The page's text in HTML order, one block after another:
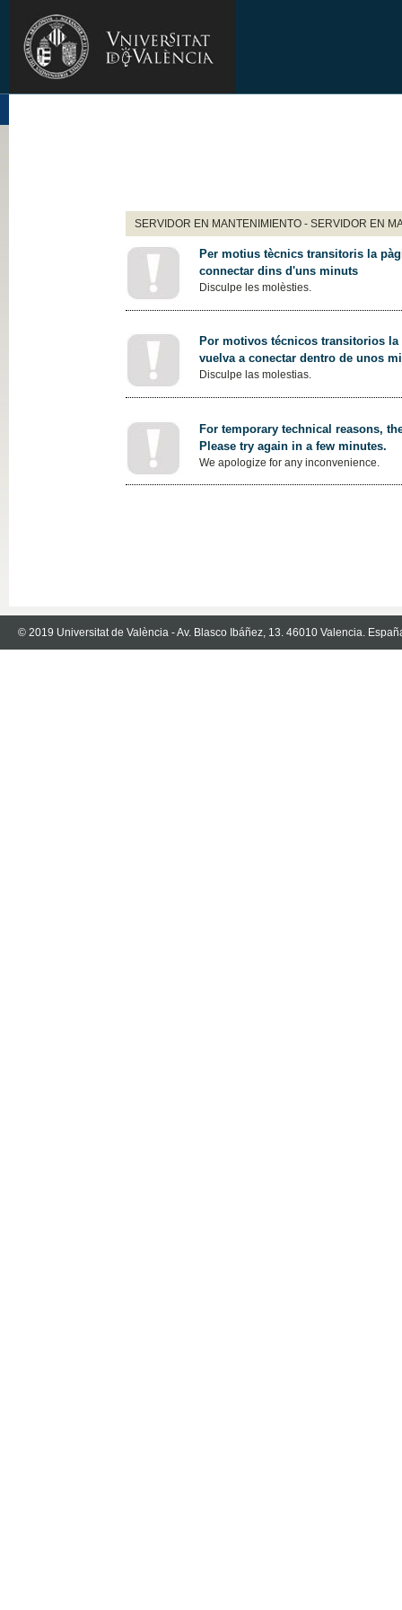
SERVIDOR EN MANTENIMIENTO - SERVIDOR EN
Per motius tècnics transitoris la
connectar dins d'uns minuts
Disculpe les molèsties.
Por motivos técnicos transitorios
vuelva a conectar dentro de unos
Disculpe las molestias.
For temporary technical reasons,
Please try again in a few minutes.
We apologize for any inconvenience.
© 2019 Universitat de València - Av. Blasco Ibáñez, 13. 46010 Valencia.